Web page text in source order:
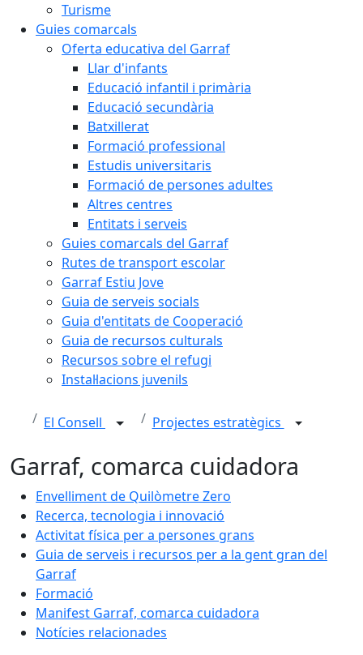
Turisme
Guies comarcals
Oferta educativa del Garraf
Llar d'infants
Educació infantil i primària
Educació secundària
Batxillerat
Formació professional
Estudis universitaris
Formació de persones adultes
Altres centres
Entitats i serveis
Guies comarcals del Garraf
Rutes de transport escolar
Garraf Estiu Jove
Guia de serveis socials
Guia d'entitats de Cooperació
Guia de recursos culturals
Recursos sobre el refugi
Instal·lacions juvenils
El Consell Projectes estratègics
Garraf, comarca cuidadora
Envelliment de Quilòmetre Zero
Recerca, tecnologia i innovació
Activitat física per a persones grans
Guia de serveis i recursos per a la gent gran del
Garraf
Formació
Manifest Garraf, comarca cuidadora
Notícies relacionades